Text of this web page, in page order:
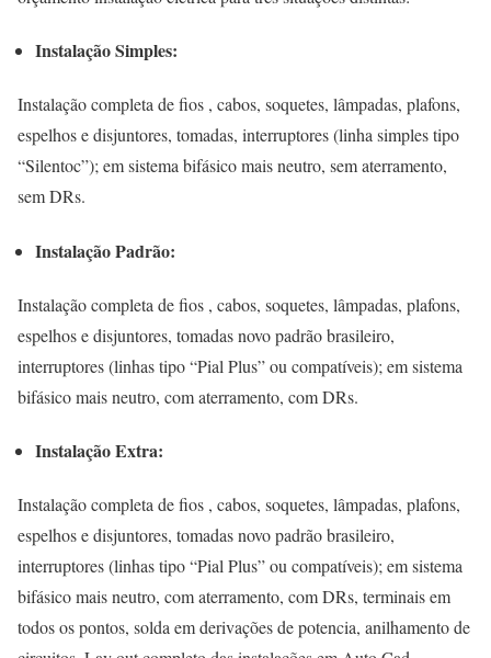
Instalação Simples:
Instalação completa de fios , cabos, soquetes, lâmpadas, plafons,
espelhos e disjuntores, tomadas, interruptores (linha simples tipo
“Silentoc”); em sistema bifásico mais neutro, sem aterramento,
sem DRs.
Instalação Padrão:
Instalação completa de fios , cabos, soquetes, lâmpadas, plafons,
espelhos e disjuntores, tomadas novo padrão brasileiro,
interruptores (linhas tipo “Pial Plus” ou compatíveis); em sistema
bifásico mais neutro, com aterramento, com DRs.
Instalação Extra:
Instalação completa de fios , cabos, soquetes, lâmpadas, plafons,
espelhos e disjuntores, tomadas novo padrão brasileiro,
interruptores (linhas tipo “Pial Plus” ou compatíveis); em sistema
bifásico mais neutro, com aterramento, com DRs, terminais em
todos os pontos, solda em derivações de potencia, anilhamento de